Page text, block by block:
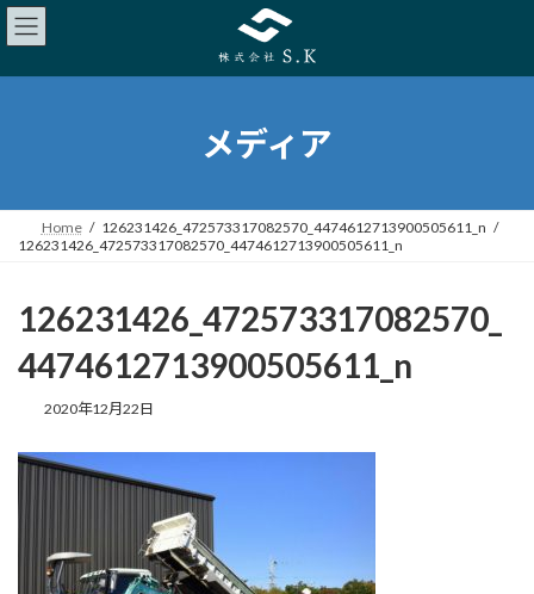
メディア
Home
126231426_472573317082570_4474612713900505611_n
126231426_472573317082570_4474612713900505611_n
126231426_472573317082570_
4474612713900505611_n
2020年12月22日